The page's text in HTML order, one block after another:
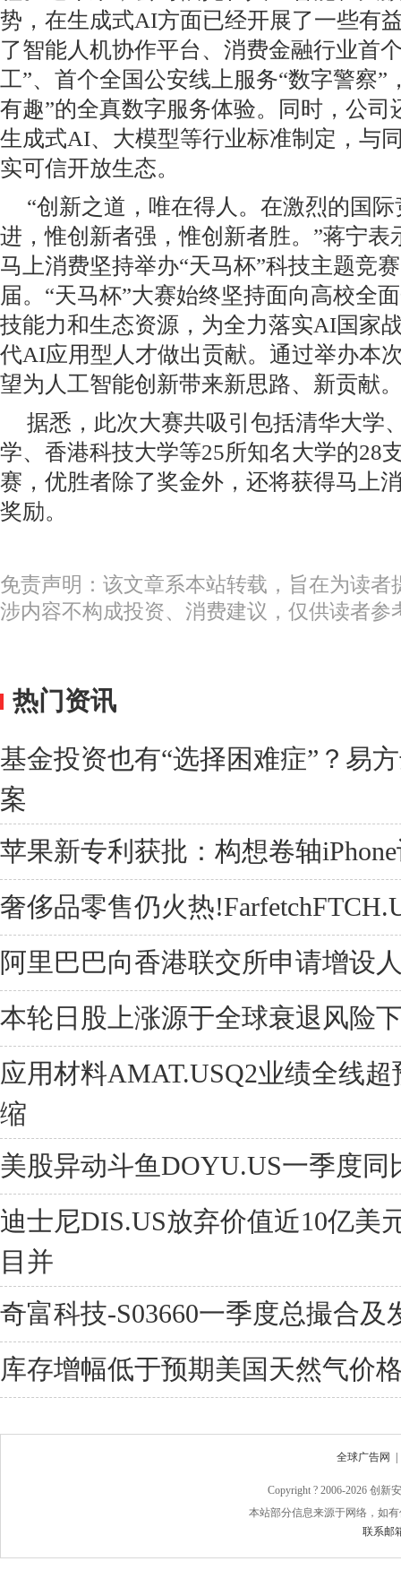
势，在生成式AI方面已经开展了一些有
了智能人机协作平台、消费金融行业首
工”、首个全国公安线上服务“数字警察”
有趣”的全真数字服务体验。同时，公司
生成式AI、大模型等行业标准制定，与
实可信开放生态。
“创新之道，唯在得人。在激烈的国
进，惟创新者强，惟创新者胜。”蒋宁表
马上消费坚持举办“天马杯”科技主题竞
届。“天马杯”大赛始终坚持面向高校全
技能力和生态资源，为全力落实AI国家
代AI应用型人才做出贡献。通过举办本
望为人工智能创新带来新思路、新贡献
据悉，此次大赛共吸引包括清华大学
学、香港科技大学等25所知名大学的28
赛，优胜者除了奖金外，还将获得马上
奖励。
免责声明：该文章系本站转载，旨在为读者
涉内容不构成投资、消费建议，仅供读者参
热门资讯
基金投资也有“选择困难症”？易
案
苹果新专利获批：构想卷轴
奢侈品零售仍火热
阿里巴巴向香港联交所申请增设
本轮日股上涨源于全球衰退风险
应用材料AMAT.USQ2业绩全线
缩
美股异动斗鱼DOYU.US一季度同
迪士尼DIS.US放弃价值近10亿美
目并
奇富科技-S03660一季度总撮合及
库存增幅低于预期美国天然气价
全球广告网
Copyright ? 2006-2026 创新
本站部分信息来源于网络，如
联系邮